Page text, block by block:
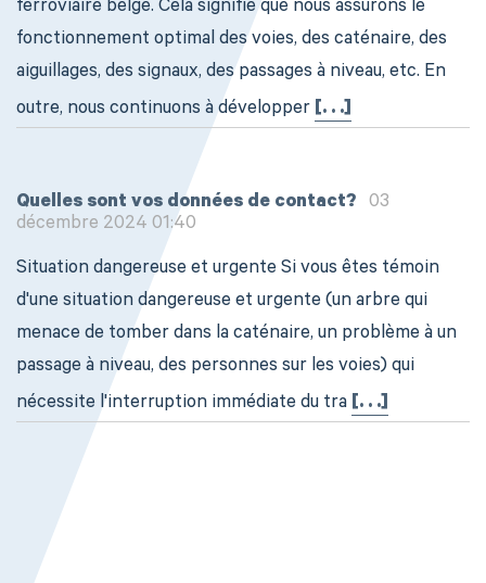
ferroviaire belge. Cela signifie que nous assurons le
fonctionnement optimal des voies, des caténaire, des
aiguillages, des signaux, des passages à niveau, etc. En
outre, nous continuons à développer [. . .]
Quelles sont vos données de contact?
03
décembre 2024 01:40
Situation dangereuse et urgente Si vous êtes témoin
d'une situation dangereuse et urgente (un arbre qui
menace de tomber dans la caténaire, un problème à un
passage à niveau, des personnes sur les voies) qui
nécessite l'interruption immédiate du tra [. . .]